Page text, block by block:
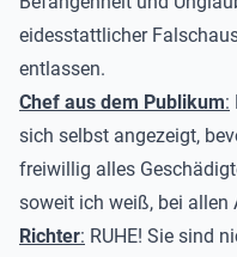
eidesstattlicher
entlassen.
Chef aus dem Publikum:
sich selbst angezeigt,
freiwillig alles
soweit ich weiß, bei allen
Richter: RUHE! Sie sind